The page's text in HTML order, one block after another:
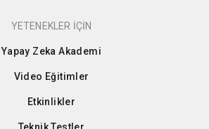
YETENEKLER İÇİN
Yapay Zeka Akademi
Video Eğitimler
Etkinlikler
Teknik Testler